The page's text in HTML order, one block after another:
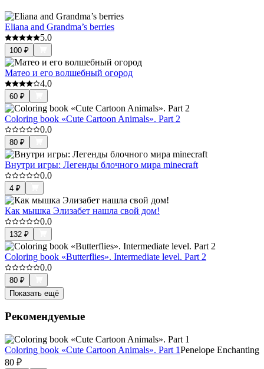
Eliana and Grandma’s berries
5.0
100 ₽
Матео и его волшебный огород
4.0
60 ₽
Coloring book «Cute Cartoon Animals». Part 2
0.0
80 ₽
Внутри игры: Легенды блочного мира minecraft
0.0
4 ₽
Как мышка Элизабет нашла свой дом!
0.0
132 ₽
Coloring book «Butterflies». Intermediate level. Part 2
0.0
80 ₽
Показать ещё
Рекомендуемые
Coloring book «Cute Cartoon Animals». Part 1Penelope Enchanting
80 ₽